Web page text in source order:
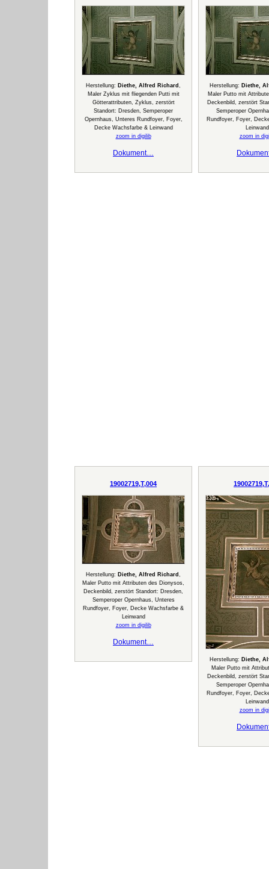
Herstellung: Diethe, Alfred Richard
Maler Zyklus mit fliegenden Putti mit
Götterattributen, Zyklus, zerstört
Standort: Dresden, Semperoper
Opernhaus, Unteres Rundfoyer, Foyer,
Decke Wachsfarbe & Leinwand
zoom in digilib
Dokument…
Herstellung: Diethe,
Maler Putto mit
Deckenbild, zerstört
Semperoper
Rundfoyer, Foyer,
Leinwand
zoom in
19002719,T,004
Herstellung: Diethe, Alfred Richard
Maler Putto mit Attributen des Dionysos,
Deckenbild, zerstört Standort: Dresden,
Semperoper Opernhaus, Unteres
Rundfoyer, Foyer, Decke Wachsfarbe &
Leinwand
zoom in digilib
Dokument…
Herstellung: Diethe,
Maler Putto mit
Deckenbild, zerstört
Semperoper
Rundfoyer, Foyer,
Leinwand
zoom in